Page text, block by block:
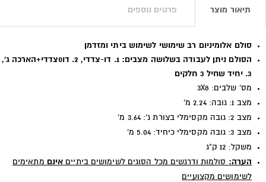
תיאור מוצר פרטים נוספים
סולם אלומיניום רב שימושי לשימוש ביתי ומזדמן
הסולם ניתן לעבודה בשלושה מצבים: 1. דו-צדדי, 2. דו0צדדי+הארכה ג',
3. יחיד שחיל 3 חלקים
מס' שלבים: 3X8
מצב 1: גובה: 2.24 מ'
מצב 2: גובה מקסימלי בצורת ג': 3.64 מ'
מצב 3: גובה מקסימלי כיחיד: 5.04 מ'
משקל: 12 ק"ג
הערה: סולמות ודרגשים מכל הסוגים לשימושים ביתיים אינם מתאימים
לשימושים מקצועיים